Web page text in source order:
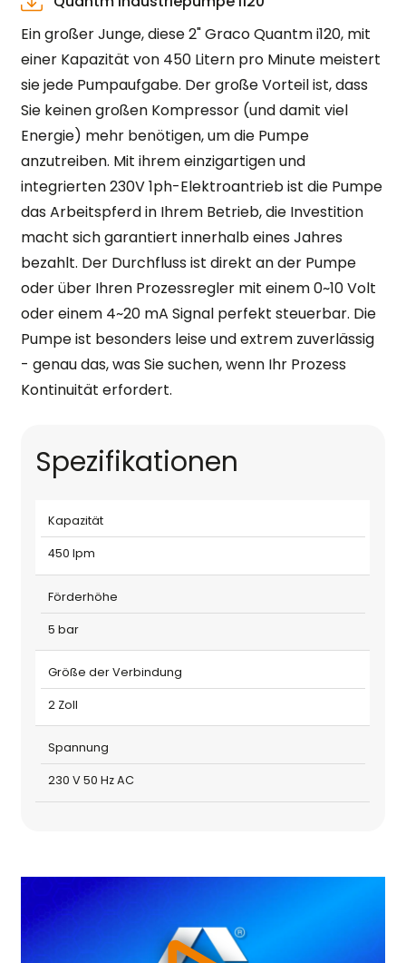
Ein großer Junge, diese 2" Graco Quantm i120, mit
einer Kapazität von 450 Litern pro Minute meistert
sie jede Pumpaufgabe. Der große Vorteil ist, dass
Sie keinen großen Kompressor (und damit viel
Energie) mehr benötigen, um die Pumpe
anzutreiben. Mit ihrem einzigartigen und
integrierten 230V 1ph-Elektroantrieb ist die Pumpe
das Arbeitspferd in Ihrem Betrieb, die Investition
macht sich garantiert innerhalb eines Jahres
bezahlt. Der Durchfluss ist direkt an der Pumpe
oder über Ihren Prozessregler mit einem 0~10 Volt
oder einem 4~20 mA Signal perfekt steuerbar. Die
Pumpe ist besonders leise und extrem zuverlässig
- genau das, was Sie suchen, wenn Ihr Prozess
Kontinuität erfordert.
Spezifikationen
Kapazität
450 lpm
Förderhöhe
5 bar
Größe der Verbindung
2 Zoll
Spannung
230 V 50 Hz AC